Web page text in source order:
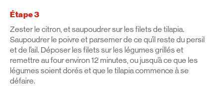
Étape 3
Zester le citron, et saupoudrer sur les filets de tilapia.
Saupoudrer le poivre et parsemer de ce qu’il reste du persil
et de l’ail. Déposer les filets sur les légumes grillés et
remettre au four environ 12 minutes, ou jusqu’à ce que les
légumes soient dorés et que le tilapia commence à se
défaire.